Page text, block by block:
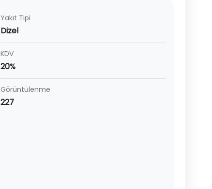
Yakıt Tipi
Dizel
KDV
20%
Görüntülenme
227